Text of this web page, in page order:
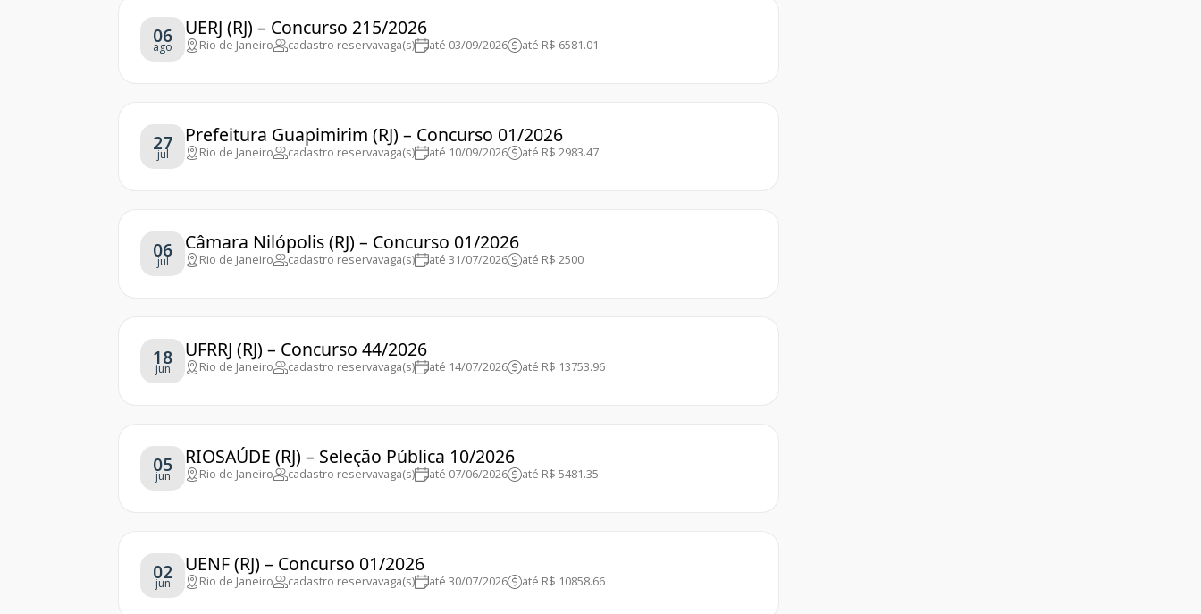
06
ago
UERJ (RJ) – Concurso 215/2026
Rio de Janeiro cadastro reservavaga(s) até 03/09/2026 até R$ 6581.01
27
jul
Prefeitura Guapimirim (RJ) – Concurso 01/2026
Rio de Janeiro cadastro reservavaga(s) até 10/09/2026 até R$ 2983.47
06
jul
Câmara Nilópolis (RJ) – Concurso 01/2026
Rio de Janeiro cadastro reservavaga(s) até 31/07/2026 até R$ 2500
18
jun
UFRRJ (RJ) – Concurso 44/2026
Rio de Janeiro cadastro reservavaga(s) até 14/07/2026 até R$ 13753.96
05
jun
RIOSAÚDE (RJ) – Seleção Pública 10/2026
Rio de Janeiro cadastro reservavaga(s) até 07/06/2026 até R$ 5481.35
02
jun
UENF (RJ) – Concurso 01/2026
Rio de Janeiro cadastro reservavaga(s) até 30/07/2026 até R$ 10858.66